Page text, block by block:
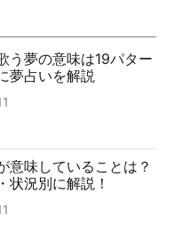
う夢の意味は19パター
夢占いを解説
意味していることは？
状況別に解説！